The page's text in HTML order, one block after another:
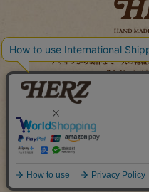
時を経てこそ解る味わいがある
デザインから製作まで一人の鞄職
それがヘルツ
MAIL MAGAZINE
X（旧TWITTER）
YOUTUBE